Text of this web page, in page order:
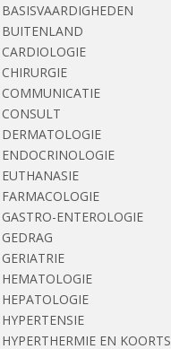
BASISVAARDIGHEDEN
BUITENLAND
CARDIOLOGIE
CHIRURGIE
COMMUNICATIE
CONSULT
DERMATOLOGIE
ENDOCRINOLOGIE
EUTHANASIE
FARMACOLOGIE
GASTRO-ENTEROLOGIE
GEDRAG
GERIATRIE
HEMATOLOGIE
HEPATOLOGIE
HYPERTENSIE
HYPERTHERMIE EN KOORTS